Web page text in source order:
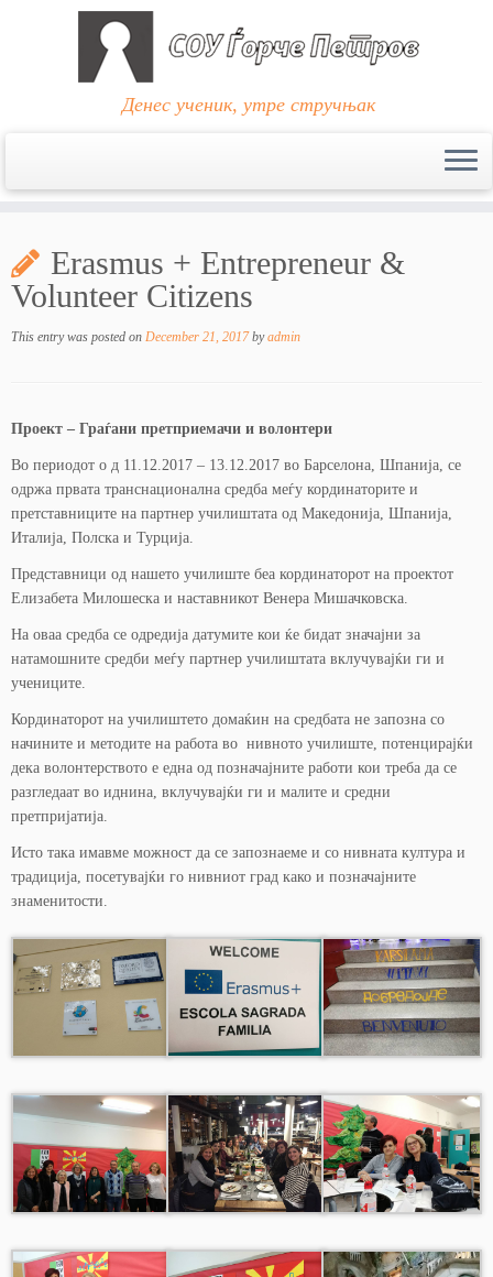
content
Денес ученик, утре стручњак
Erasmus + Entrepreneur &
Volunteer Citizens
This entry was posted on December 21, 2017 byadmin
Проект – Граѓани претприемачи и волонтери
Во периодот о д 11.12.2017 – 13.12.2017 во Барселона, Шпанија, се
одржа првата транснационална средба меѓу кординаторите и
претставниците на партнер училиштата од Македонија, Шпанија,
Италија, Полска и Турција.
Представници од нашето училиште беа кординаторот на проектот
Елизабета Милошеска и наставникот Венера Мишачковска.
На оваа средба се одредија датумите кои ќе бидат значајни за
натамошните средби меѓу партнер училиштата вклучувајќи ги и
учениците.
Кординаторот на училиштето домаќин на средбата не запозна со
начините и методите на работа во нивното училиште, потенцирајќи
дека волонтерството е една од позначајните работи кои треба да се
разгледаат во иднина, вклучувајќи ги и малите и средни
претпријатија.
Исто така имавме можност да се запознаеме и со нивната култура и
традиција, посетувајќи го нивниот град како и позначајните
знаменитости.